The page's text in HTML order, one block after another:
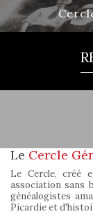
Le Cercle
Le Cercle, créé
association sans
généalogistes
Picardie et